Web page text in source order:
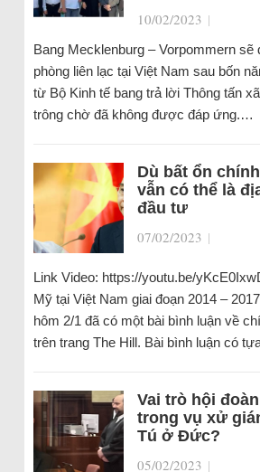
10/02/2023 |
Bang Mecklenburg – Vorpommern sẽ
phòng liên lạc tại Việt Nam sau bốn
từ Bộ Kinh tế bang trả lời Thông tấn
trông chờ đã không được đáp ứng.…
Dù bất ổn
vẫn có thể là
đầu tư
07/02/2023 |
Link Video: https://youtu.be/
Mỹ tại Việt Nam giai đoạn 2014 –
hôm 2/1 đã có một bài bình luận về
trên trang The Hill. Bài bình luận có
Vai trò hội
trong vụ xử
Tú ở Đức?
05/02/2023 |